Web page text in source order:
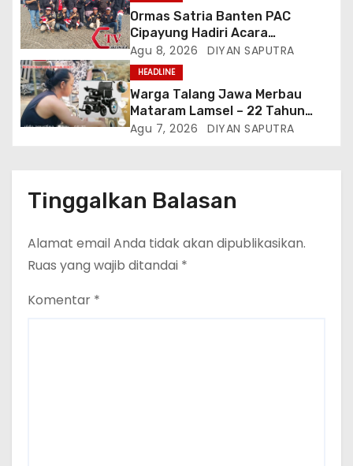
Ormas Satria Banten PAC
Cipayung Hadiri Acara
Menjelang HUT Ke-81
Kemerdekaan RI Di Silang Monas
Agu 8, 2026 DIYAN SAPUTRA
HEADLINE
Warga Talang Jawa Merbau
Mataram Lamsel – 22 Tahun
Lumpuh Vina Agustina Viral Di
Cakrawala Tv Meminta Pemda
Lamsel Bertindak
Agu 7, 2026 DIYAN SAPUTRA
Tinggalkan Balasan
Alamat email Anda tidak akan dipublikasikan.
Ruas yang wajib ditandai *
Komentar *